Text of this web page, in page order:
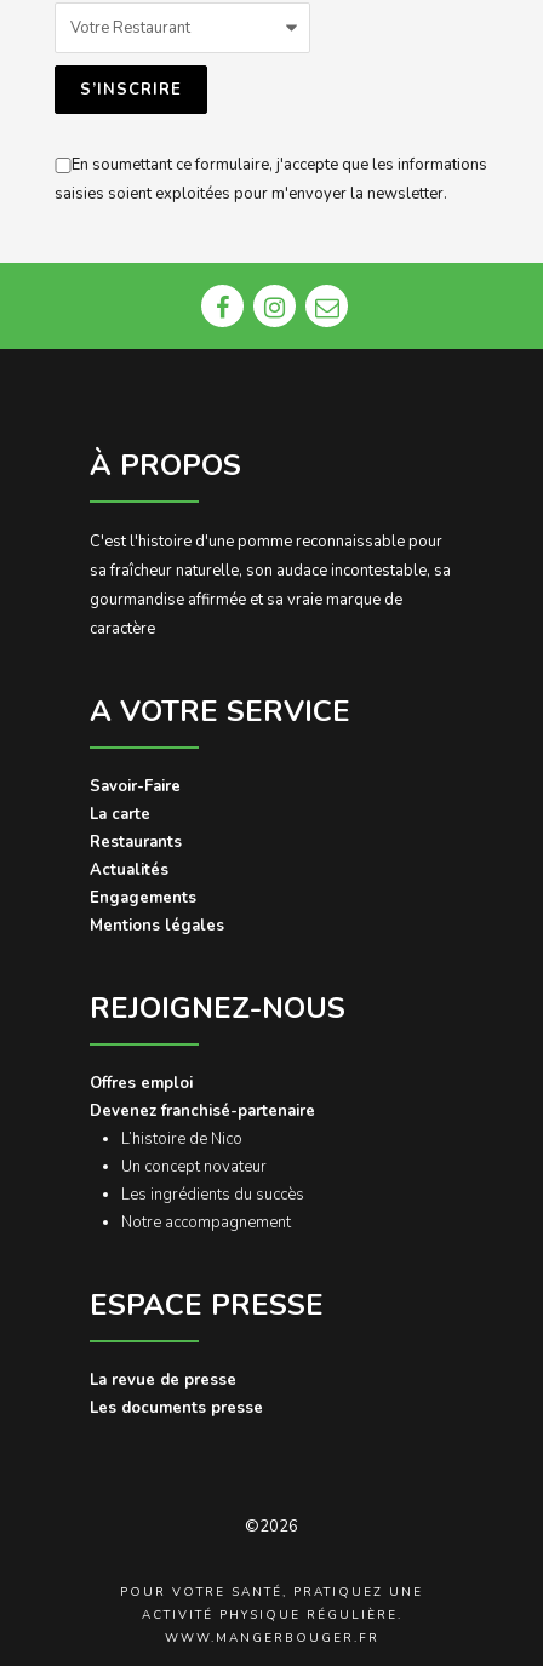
En soumettant ce formulaire, j'accepte que les informations
saisies soient exploitées pour m'envoyer la newsletter.
À PROPOS
C'est l'histoire d'une pomme reconnaissable pour
sa fraîcheur naturelle, son audace incontestable, sa
gourmandise affirmée et sa vraie marque de
caractère
A VOTRE SERVICE
Savoir-Faire
La carte
Restaurants
Actualités
Engagements
Mentions légales
REJOIGNEZ-NOUS
Offres emploi
Devenez franchisé-partenaire
L’histoire de Nico
Un concept novateur
Les ingrédients du succès
Notre accompagnement
ESPACE PRESSE
La revue de presse
Les documents presse
©2026
POUR VOTRE SANTÉ, PRATIQUEZ UNE
ACTIVITÉ PHYSIQUE RÉGULIÈRE.
WWW.MANGERBOUGER.FR